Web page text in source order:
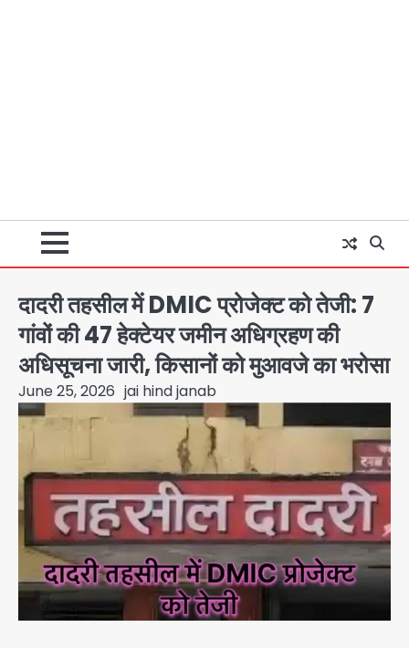
दादरी तहसील में DMIC प्रोजेक्ट को तेजी: 7
गांवों की 47 हेक्टेयर जमीन अधिग्रहण की
अधिसूचना जारी, किसानों को मुआवजे का भरोसा
June 25, 2026 jai hind janab